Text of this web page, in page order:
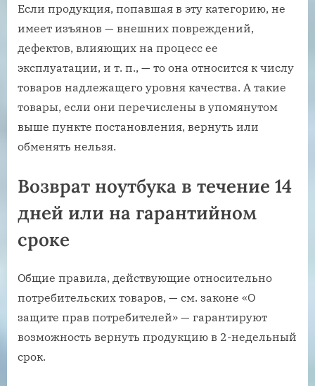
Если продукция, попавшая в эту категорию, не
имеет изъянов — внешних повреждений,
дефектов, влияющих на процесс ее
эксплуатации, и т. п., — то она относится к числу
товаров надлежащего уровня качества. А такие
товары, если они перечислены в упомянутом
выше пункте постановления, вернуть или
обменять нельзя.
Возврат ноутбука в течение 14
дней или на гарантийном
сроке
Общие правила, действующие относительно
потребительских товаров, — см. законе «О
защите прав потребителей» — гарантируют
возможность вернуть продукцию в 2-недельный
срок.